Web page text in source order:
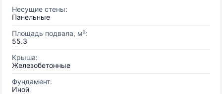
Несущие стены:
Панельные
Площадь подвала, м²:
55.3
Крыша:
Железобетонные
Фундамент:
Иной